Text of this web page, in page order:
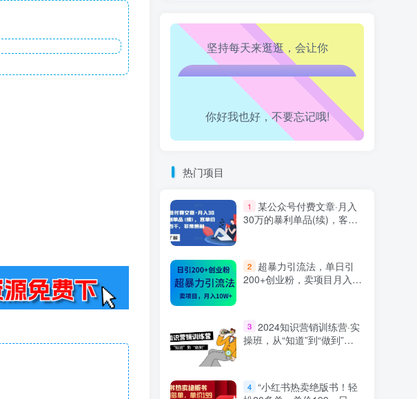
坚持每天来逛逛，会让你
腰也不酸了！
工作也轻松了！
你好我也好，不要忘记哦!
热门项目
1
某公众号付费文章·月入
30万的暴利单品(续)，客单
2
超暴力引流法，单日引
200+创业粉，卖项目月入10
3 2024知识营销训练营·实
操班，从“知道”到“做到”
4 “小红书热卖绝版书！轻